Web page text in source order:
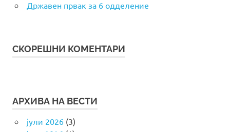
Државен првак за 6 одделение
СКОРЕШНИ КОМЕНТАРИ
АРХИВА НА ВЕСТИ
јули 2026(3)